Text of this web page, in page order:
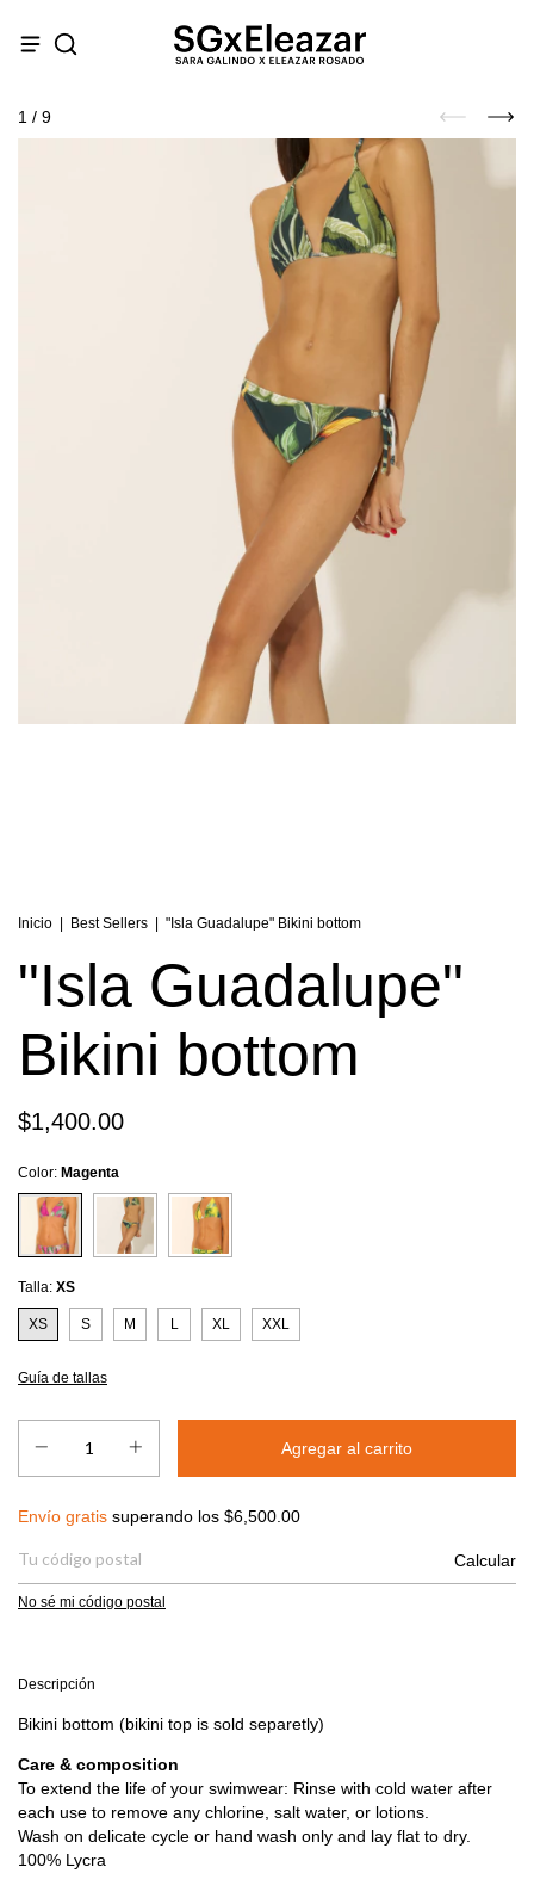
1 / 9
Inicio | Best Sellers | "Isla Guadalupe" Bikini bottom
"Isla Guadalupe"
Bikini bottom
$1,400.00
Color: Magenta
Talla: XS
XS S M L XL XXL
Guía de tallas
Envío gratis $6,500.00
Envío gratis superando los $6,500.00
Calcular
No sé mi código postal
Descripción
Bikini bottom (bikini top is sold separetly)
Care & composition
To extend the life of your swimwear: Rinse with cold water after
each use to remove any chlorine, salt water, or lotions.
Wash on delicate cycle or hand wash only and lay flat to dry.
100% Lycra